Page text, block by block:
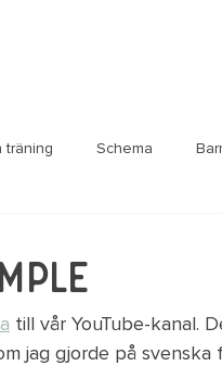
träning Schema
till vår YouTube-kanal.
jag gjorde på svenska